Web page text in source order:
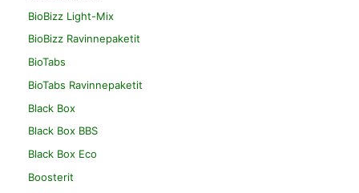
BioBizz Light-Mix
BioBizz Ravinnepaketit
BioTabs
BioTabs Ravinnepaketit
Black Box
Black Box BBS
Black Box Eco
Boosterit